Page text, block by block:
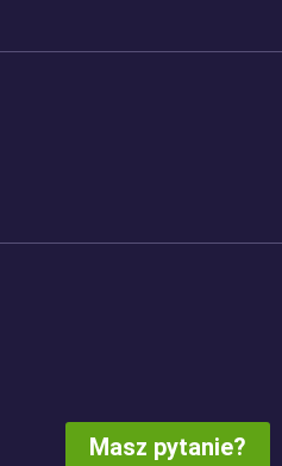
Masz pytanie?